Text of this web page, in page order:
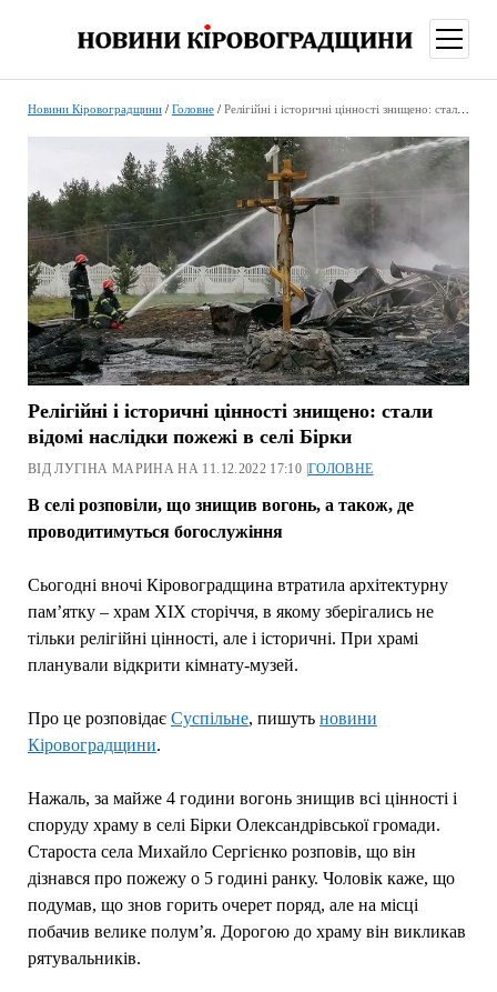
меню
Новини Кіровоградщини/ Головне/ Релігійні і історичні цінності знищено: стали відомі наслідки пожежі в селі Бірки
Релігійні і історичні цінності знищено: стали
відомі наслідки пожежі в селі Бірки
ВІД ЛУГІНА МАРИНА НА 11.12.2022 17:10 |ГОЛОВНЕ
В селі розповіли, що знищив вогонь, а також, де
проводитимуться богослужіння
Сьогодні вночі Кіровоградщина втратила архітектурну
пам’ятку – храм ХІХ сторіччя, в якому зберігались не
тільки релігійні цінності, але і історичні. При храмі
планували відкрити кімнату-музей.
Про це розповідає Суспільне, пишуть новини
Кіровоградщини.
Нажаль, за майже 4 години вогонь знищив всі цінності і
споруду храму в селі Бірки Олександрівської громади.
Староста села Михайло Сергієнко розповів, що він
дізнався про пожежу о 5 годині ранку. Чоловік каже, що
подумав, що знов горить очерет поряд, але на місці
побачив велике полум’я. Дорогою до храму він викликав
рятувальників.